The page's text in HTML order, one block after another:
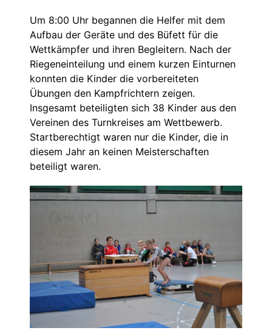
Um 8:00 Uhr begannen die Helfer mit dem
Aufbau der Geräte und des Büfett für die
Wettkämpfer und ihren Begleitern. Nach der
Riegeneinteilung und einem kurzen Einturnen
konnten die Kinder die vorbereiteten
Übungen den Kampfrichtern zeigen.
Insgesamt beteiligten sich 38 Kinder aus den
Vereinen des Turnkreises am Wettbewerb.
Startberechtigt waren nur die Kinder, die in
diesem Jahr an keinen Meisterschaften
beteiligt waren.